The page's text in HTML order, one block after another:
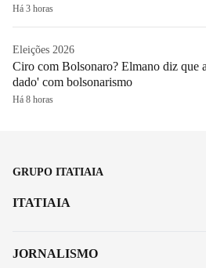
Há 3 horas
Eleições 2026
Ciro com Bolsonaro? Elmano diz que
dado' com bolsonarismo
Há 8 horas
GRUPO ITATIAIA
ITATIAIA
JORNALISMO